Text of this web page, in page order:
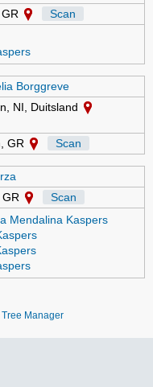
Scan
Borggreve
NI, Duitsland
GR Scan
Scan
Mendalina Kaspers
Manager